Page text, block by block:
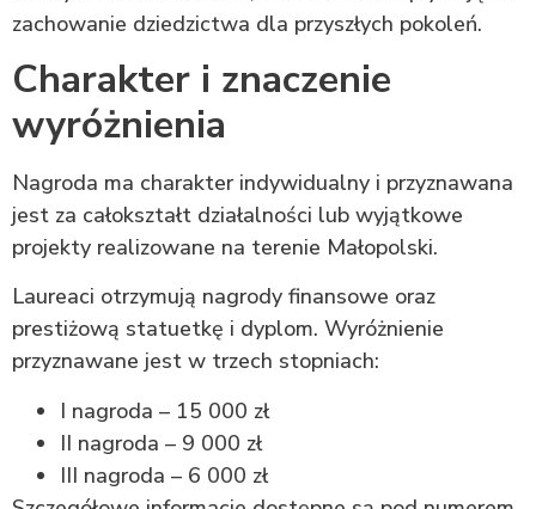
zachowanie dziedzictwa dla przyszłych pokoleń.
Charakter i znaczenie
wyróżnienia
Nagroda ma charakter indywidualny i przyznawana
jest za całokształt działalności lub wyjątkowe
projekty realizowane na terenie Małopolski.
Laureaci otrzymują nagrody finansowe oraz
prestiżową statuetkę i dyplom. Wyróżnienie
przyznawane jest w trzech stopniach:
I nagroda – 15 000 zł
II nagroda – 9 000 zł
III nagroda – 6 000 zł